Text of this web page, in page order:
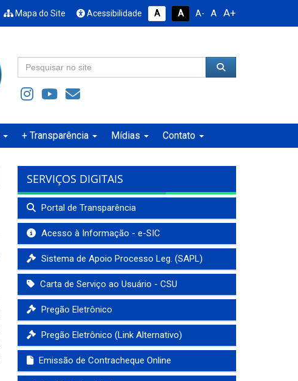
Mapa do Site Acessibilidade A A A- A A+
+ Transparência Mídias Contato
SERVIÇOS DIGITAIS
Portal de Transparência
Acesso à Informação - e-SIC
Sistema de Apoio Processo Leg. (SAPL)
Carta de Serviço ao Usuário - CSU
Pregão Eletrônico
Pregão Eletrônico (Link Alternativo)
Emissão de Contracheque Online